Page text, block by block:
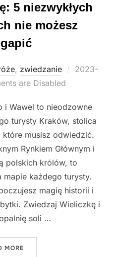
5 niezwykłych
nie możesz
, zwiedzanie
Posted
2023-
are Disabled
i Wawel to nieodzowne
turysty Kraków, stolica
które musisz odwiedzić.
Rynkiem Głównym i
polskich królów, to
mapie każdego turysty.
magię historii i
Zwiedzaj Wieliczkę i
soli …
MORE"ZWIEDZAJ POLSKĘ: 5